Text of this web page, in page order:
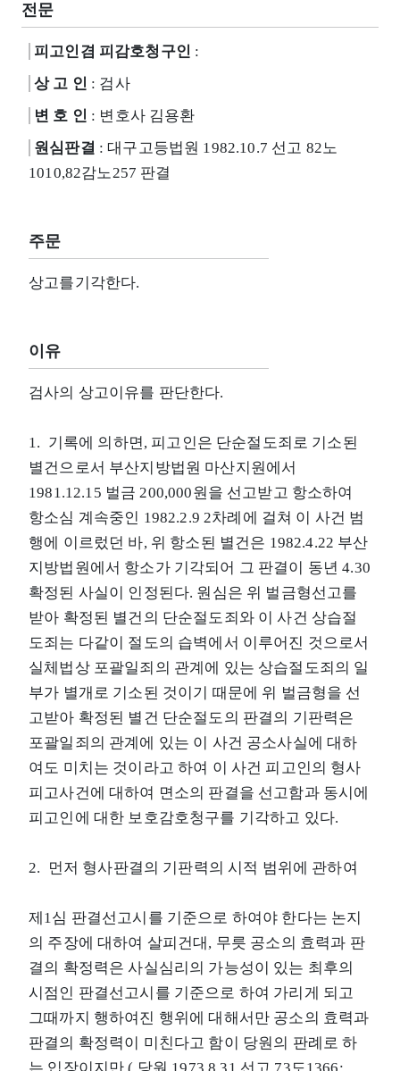
전문
피고인겸 피감호청구인 :
상 고 인 : 검사
변 호 인 : 변호사 김용환
원심판결 : 대구고등법원 1982.10.7 선고 82노
1010,82감노257 판결
주문
상고를기각한다.
이유
검사의 상고이유를 판단한다.
1. 기록에 의하면, 피고인은 단순절도죄로 기소된
별건으로서 부산지방법원 마산지원에서
1981.12.15 벌금 200,000원을 선고받고 항소하여
항소심 계속중인 1982.2.9 2차례에 걸쳐 이 사건 범
행에 이르렀던 바, 위 항소된 별건은 1982.4.22 부산
지방법원에서 항소가 기각되어 그 판결이 동년 4.30
확정된 사실이 인정된다. 원심은 위 벌금형선고를
받아 확정된 별건의 단순절도죄와 이 사건 상습절
도죄는 다같이 절도의 습벽에서 이루어진 것으로서
실체법상 포괄일죄의 관계에 있는 상습절도죄의 일
부가 별개로 기소된 것이기 때문에 위 벌금형을 선
고받아 확정된 별건 단순절도의 판결의 기판력은
포괄일죄의 관계에 있는 이 사건 공소사실에 대하
여도 미치는 것이라고 하여 이 사건 피고인의 형사
피고사건에 대하여 면소의 판결을 선고함과 동시에
피고인에 대한 보호감호청구를 기각하고 있다.
2. 먼저 형사판결의 기판력의 시적 범위에 관하여
제1심 판결선고시를 기준으로 하여야 한다는 논지
의 주장에 대하여 살피건대, 무릇 공소의 효력과 판
결의 확정력은 사실심리의 가능성이 있는 최후의
시점인 판결선고시를 기준으로 하여 가리게 되고
그때까지 행하여진 행위에 대해서만 공소의 효력과
판결의 확정력이 미친다고 함이 당원의 판례로 하
는 입장이지만 ( 당원 1973.8.31 선고 73도1366;